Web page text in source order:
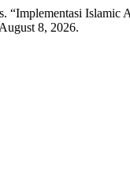
“Implementasi Islamic
8, 2026.